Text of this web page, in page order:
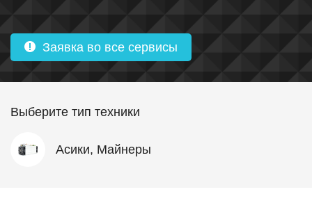
Заявка во все сервисы
Выберите тип техники
Асики, Майнеры